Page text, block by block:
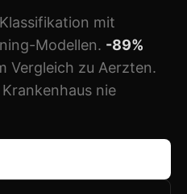
mit
Modellen. -89%
Vergleich zu Aerzten.
nie